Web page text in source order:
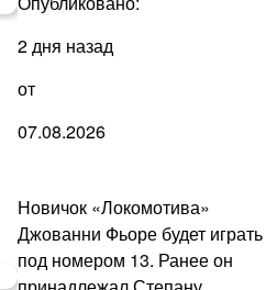
2 дня назад
от
07.08.2026
Новичок «Локомотива»
Джованни Фьоре будет играть
под номером 13. Ранее он